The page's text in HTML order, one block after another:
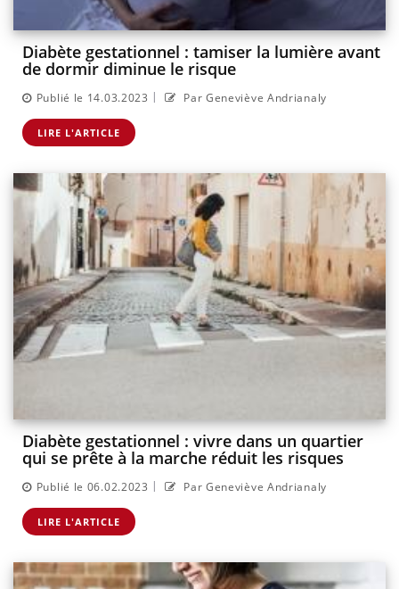
Diabète gestationnel : tamiser la lumière avant
de dormir diminue le risque
Publié le 14.03.2023 | Par Geneviève Andrianaly
LIRE L'ARTICLE
Diabète gestationnel : vivre dans un quartier
qui se prête à la marche réduit les risques
Publié le 06.02.2023 | Par Geneviève Andrianaly
LIRE L'ARTICLE